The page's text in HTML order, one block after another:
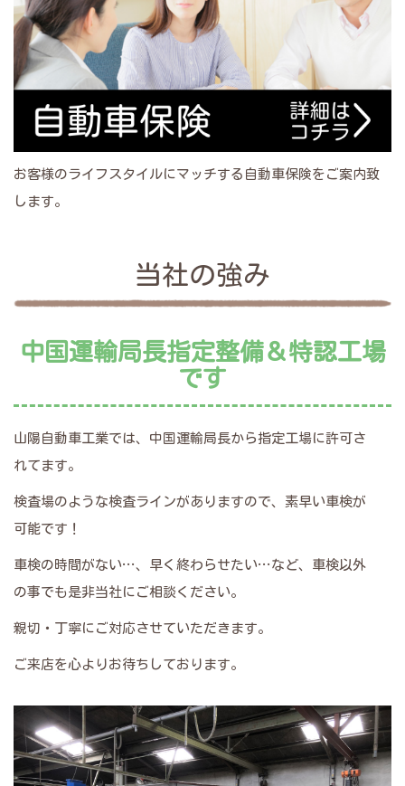
お客様のライフスタイルにマッチする自動車保険をご案内致
します。
当社の強み
中国運輸局長指定整備＆特認工場
です
山陽自動車工業では、中国運輸局長から指定工場に許可さ
れてます。
検査場のような検査ラインがありますので、素早い車検が
可能です！
車検の時間がない…、早く終わらせたい…など、車検以外
の事でも是非当社にご相談ください。
親切・丁寧にご対応させていただきます。
ご来店を心よりお待ちしております。